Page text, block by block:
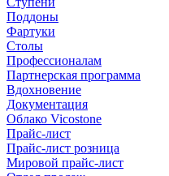
Поддоны
Фартуки
Столы
Профессионалам
Партнерская программа
Вдохновение
Документация
Облако Vicostone
Прайс-лист
Прайс-лист розница
Мировой прайс-лист